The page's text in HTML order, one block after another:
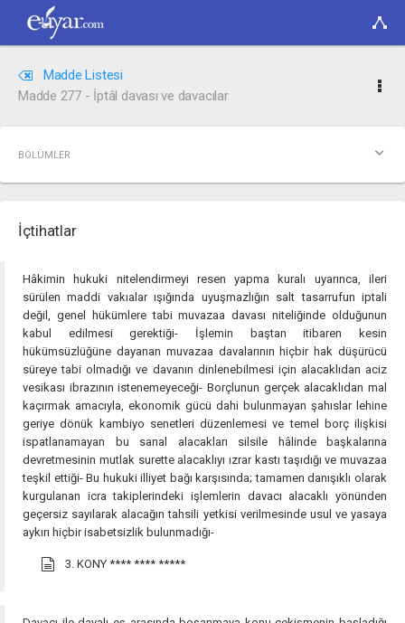
Madde Listesi
Madde 277 - İptâl davası ve davacılar
BÖLÜMLER
İçtihatlar
Hâkimin hukuki nitelendirmeyi resen yapma kuralı uyarınca, ileri
sürülen maddi vakıalar ışığında uyuşmazlığın salt tasarrufun iptali
değil, genel hükümlere tabi muvazaa davası niteliğinde olduğunun
kabul edilmesi gerektiği- İşlemin baştan itibaren kesin
hükümsüzlüğüne dayanan muvazaa davalarının hiçbir hak düşürücü
süreye tabi olmadığı ve davanın dinlenebilmesi için alacaklıdan aciz
vesikası ibrazının istenemeyeceği- Borçlunun gerçek alacaklıdan mal
kaçırmak amacıyla, ekonomik gücü dahi bulunmayan şahıslar lehine
geriye dönük kambiyo senetleri düzenlemesi ve temel borç ilişkisi
ispatlanamayan bu sanal alacakları silsile hâlinde başkalarına
devretmesinin mutlak surette alacaklıyı ızrar kastı taşıdığı ve muvazaa
teşkil ettiği- Bu hukuki illiyet bağı karşısında; tamamen danışıklı olarak
kurgulanan icra takiplerindeki işlemlerin davacı alacaklı yönünden
geçersiz sayılarak alacağın tahsili yetkisi verilmesinde usul ve yasaya
aykırı hiçbir isabetsizlik bulunmadığı-
3. KONY **** **** *****